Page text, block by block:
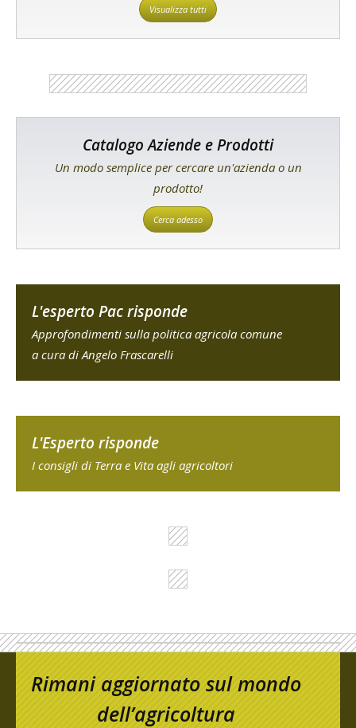
Visualizza tutti
Catalogo Aziende e Prodotti
Un modo semplice per cercare un'azienda o un
prodotto!
Cerca adesso
L'esperto Pac risponde
Approfondimenti sulla politica agricola comune
a cura di Angelo Frascarelli
L'Esperto risponde
I consigli di Terra e Vita agli agricoltori
Rimani aggiornato sul mondo
dell’agricoltura